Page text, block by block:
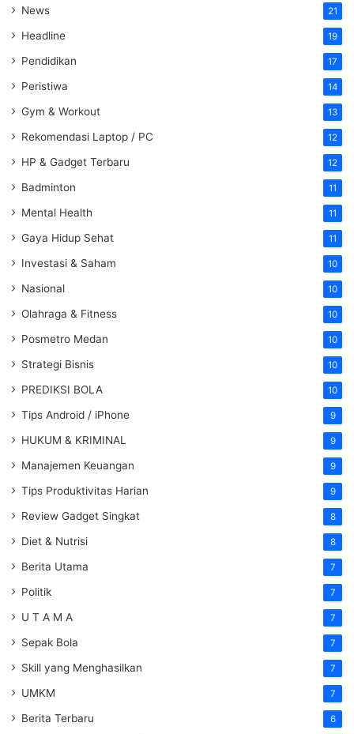
News 21
Headline 19
Pendidikan 17
Peristiwa 14
Gym & Workout 13
Rekomendasi Laptop / PC 12
HP & Gadget Terbaru 12
Badminton 11
Mental Health 11
Gaya Hidup Sehat 11
Investasi & Saham 10
Nasional 10
Olahraga & Fitness 10
Posmetro Medan 10
Strategi Bisnis 10
PREDIKSI BOLA 10
Tips Android / iPhone 9
HUKUM & KRIMINAL 9
Manajemen Keuangan 9
Tips Produktivitas Harian 9
Review Gadget Singkat 8
Diet & Nutrisi 8
Berita Utama 7
Politik 7
U T A M A 7
Sepak Bola 7
Skill yang Menghasilkan 7
UMKM 7
Berita Terbaru 6